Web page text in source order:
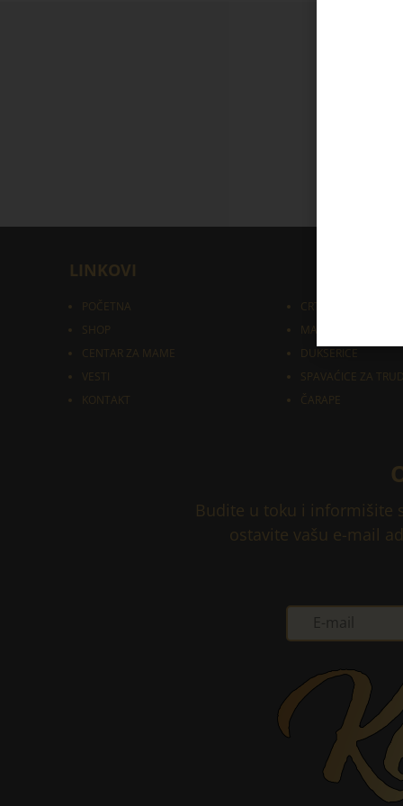
LINKOVI
POČETNA
SHOP
CENTAR ZA MAME
VESTI
KONTAKT
CRTEŽI
MAJICE
DUKSERICE
SPAVAĆICE ZA
ČARAPE
Budite u toku i informišite
ostavite vašu e-mail